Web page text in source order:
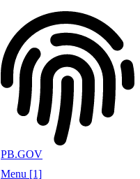
PB.GOV
Menu [1]